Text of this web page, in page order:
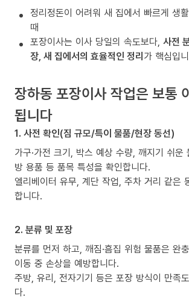
정리정돈이 어려워 새 집에서 빠르게 생
때
포장이사는 이사 당일의 속도보다, 사전
장, 새 집에서의 효율적인 정리가 핵심입
장하동 포장이사 작업은 보통
됩니다
1. 사전 확인(짐 규모/특이 물품/현장 동선)
가구·가전 크기, 박스 예상 수량, 깨지기 쉬운
방 용품 등 품목 특성을 확인합니다.
엘리베이터 유무, 계단 작업, 주차 거리 같은
합니다.
2. 분류 및 포장
분류를 먼저 하고, 깨짐·흠집 위험 물품은 완
이동 중 손상을 예방합니다.
주방, 유리, 전자기기 등은 포장 방식이 만족
다.